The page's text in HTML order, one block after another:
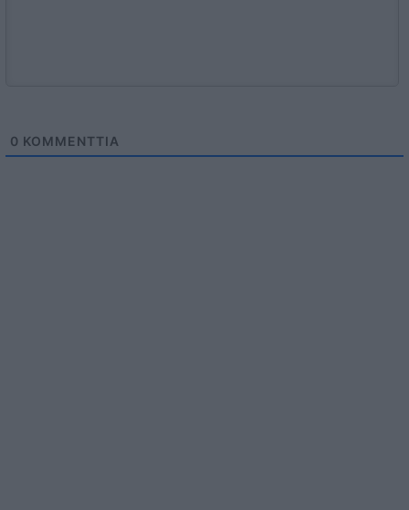
0 KOMMENTTIA